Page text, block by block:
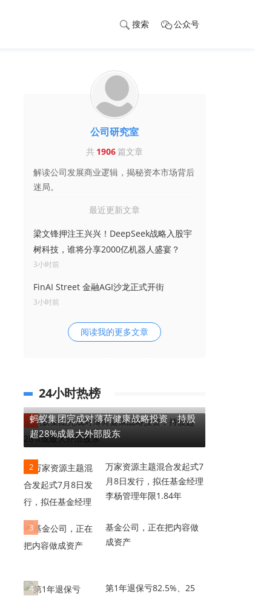
搜索 公众号
公司研究室
共 1906篇文章
解读公司发展商业逻辑，揭秘资本市场背后
迷局。
最近更新文章
梁文锋押注王兴兴！DeepSeek战略入股宇
树科技，谁将分享2000亿机器人盛宴？
3小时前
FinAI Street 金融AGI沙龙正式开街
3小时前
阅读我的更多文章
24小时热榜
1
蚂蚁集团完成对薄荷健康战略投资，持股
超28%成最大外部股东
2
万家资源主题混合发起式7
月8日发行，拟任基金经理
李杨管理年限1.84年
3
基金公司，正在把内容做
成资产
4
第1年退保亏82.5%、25